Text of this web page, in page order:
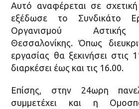
Αυτό αναφέρεται σε
εξέδωσε το Συνδικάτο
Οργανισμού Αστικής
Θεσσαλονίκης. Όπως
εργασίας θα ξεκινήσει στις
διαρκέσει έως και τις 16.00.
Επίσης, στην 24ωρη
συμμετέχει και η